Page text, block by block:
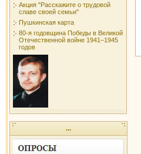
Акция "Расскажите о трудовой
славе своей семьи"
Пушкинская карта
80-я годовщина Победы в Великой
Отечественной войне 1941–1945
годов
...